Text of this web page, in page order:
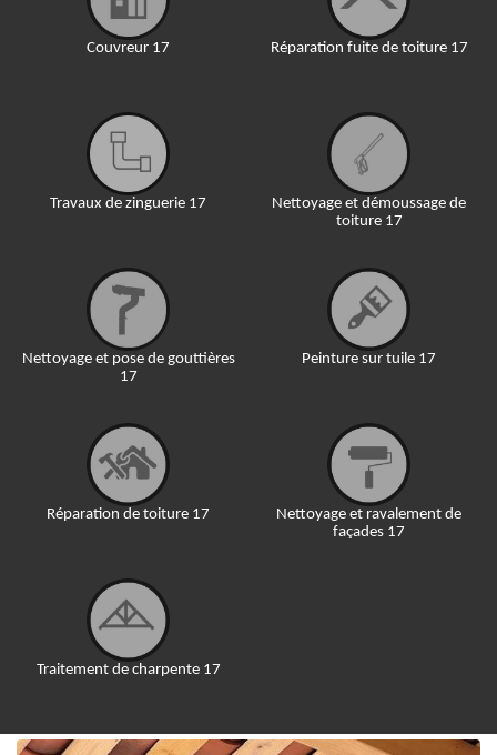
Couvreur 17
Travaux de zinguerie 17
Nettoyage et pose de gouttières
17
Réparation de toiture 17
Traitement de charpente 17
Réparation fuite de toiture 17
Nettoyage et démoussage de
toiture 17
Peinture sur tuile 17
Nettoyage et ravalement de
façades 17